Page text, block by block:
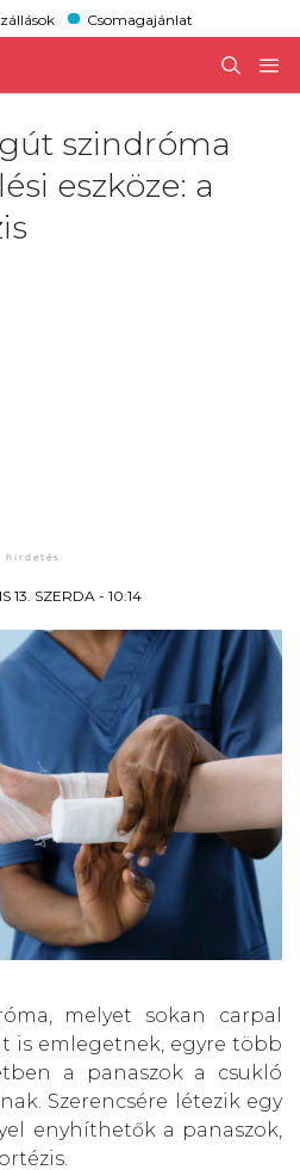
Csomagajánlat
szindróma
eszköze: a
13. SZERDA - 10:14
melyet sokan carpal
is emlegetnek, egyre több
a panaszok a csukló
Szerencsére létezik egy
enyhíthetők a panaszok,